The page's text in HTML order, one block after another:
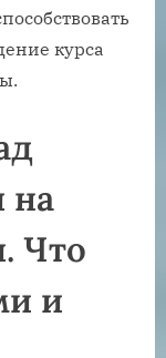
курса
на
Что
и